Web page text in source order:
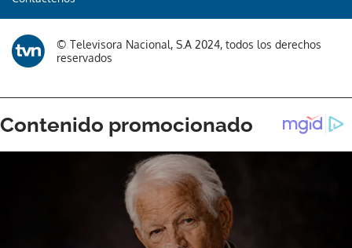
© Televisora Nacional, S.A 2024, todos los derechos
reservados